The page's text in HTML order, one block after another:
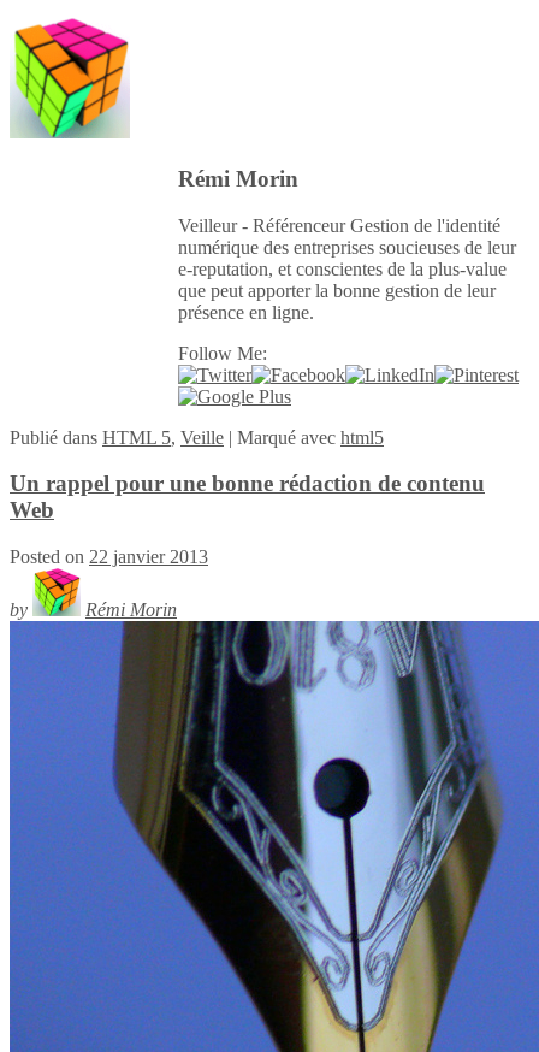
Rémi Morin
Veilleur - Référenceur Gestion de l'identité
numérique des entreprises soucieuses de leur
e-reputation, et conscientes de la plus-value
que peut apporter la bonne gestion de leur
présence en ligne.
Follow Me:
Publié dans HTML 5, Veille | Marqué avec html5
Un rappel pour une bonne rédaction de contenu
Web
Posted on 22 janvier 2013
by Rémi Morin